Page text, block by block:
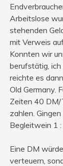
Arbeitslose
stehenden
mit Verweis
Konnten wir
berufstätig, ich
reichte es
Old Germany.
Zeiten 40 DM/
zahlen.
Begleitwein 1
Eine DM
verteuern,